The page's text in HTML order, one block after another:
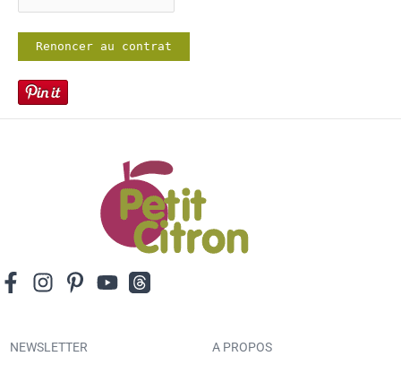
Renoncer au contrat
NEWSLETTER A PROPOS